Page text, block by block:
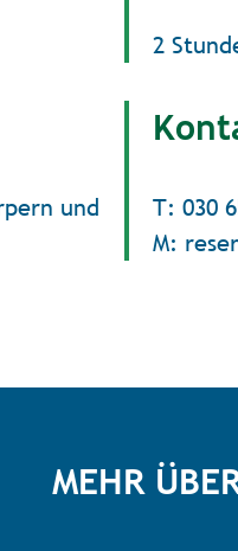
2
und
T: 030
M:
MEHR